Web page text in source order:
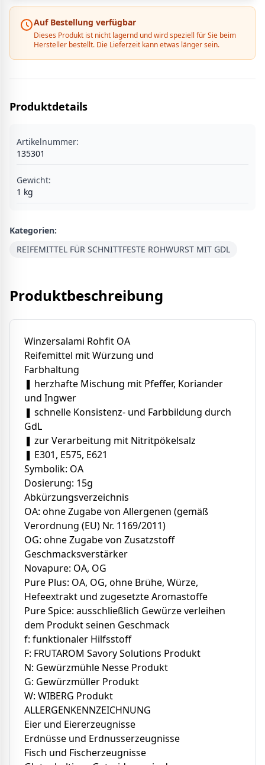
Auf Bestellung verfügbar
Dieses Produkt ist nicht lagernd und wird speziell für Sie beim
Hersteller bestellt. Die Lieferzeit kann etwas länger sein.
Produktdetails
Artikelnummer:
135301
Gewicht:
1 kg
Kategorien:
REIFEMITTEL FÜR SCHNITTFESTE ROHWURST MIT GDL
Produktbeschreibung
Winzersalami Rohfit OA
Reifemittel mit Würzung und
Farbhaltung
❚ herzhafte Mischung mit Pfeffer, Koriander
und Ingwer
❚ schnelle Konsistenz- und Farbbildung durch
GdL
❚ zur Verarbeitung mit Nitritpökelsalz
❚ E301, E575, E621
Symbolik: OA
Dosierung: 15g
Abkürzungsverzeichnis
OA: ohne Zugabe von Allergenen (gemäß
Verordnung (EU) Nr. 1169/2011)
OG: ohne Zugabe von Zusatzstoff
Geschmacksverstärker
Novapure: OA, OG
Pure Plus: OA, OG, ohne Brühe, Würze,
Hefeextrakt und zugesetzte Aromastoffe
Pure Spice: ausschließlich Gewürze verleihen
dem Produkt seinen Geschmack
f: funktionaler Hilfsstoff
F: FRUTAROM Savory Solutions Produkt
N: Gewürzmühle Nesse Produkt
G: Gewürzmüller Produkt
W: WIBERG Produkt
ALLERGENKENNZEICHNUNG
Eier und Eiererzeugnisse
Erdnüsse und Erdnusserzeugnisse
Fisch und Fischerzeugnisse